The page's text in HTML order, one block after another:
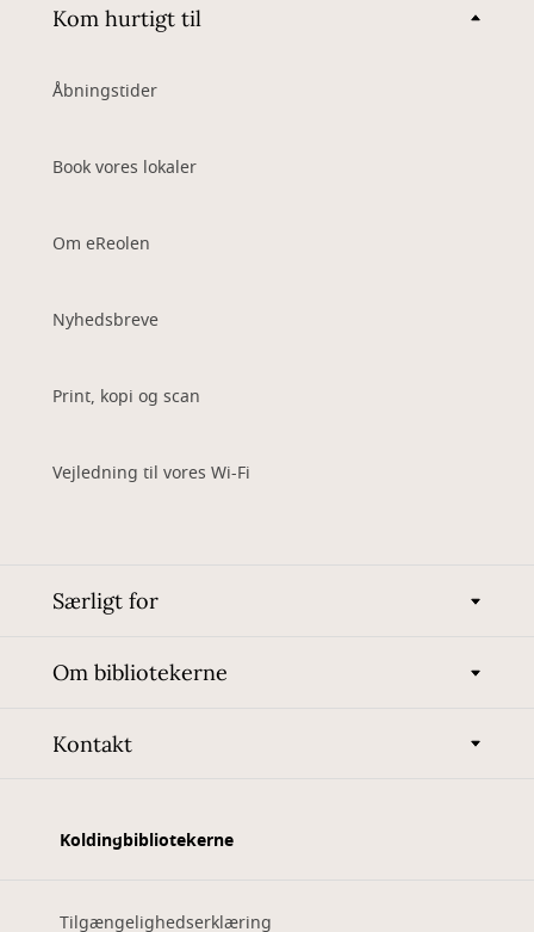
Kom hurtigt til
Åbningstider
Book vores lokaler
Om eReolen
Nyhedsbreve
Print, kopi og scan
Vejledning til vores Wi-Fi
Særligt for
Om bibliotekerne
Kontakt
Koldingbibliotekerne
Tilgængelighedserklæring